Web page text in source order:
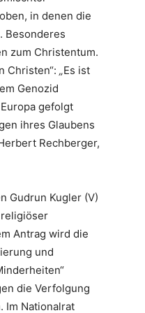
in denen die
Besonderes
zum Christentum.
Christen“: „Es ist
Genozid
gefolgt
ihres Glaubens
Rechberger,
Gudrun Kugler (V)
Antrag wird die
und
die Verfolgung
Im Nationalrat